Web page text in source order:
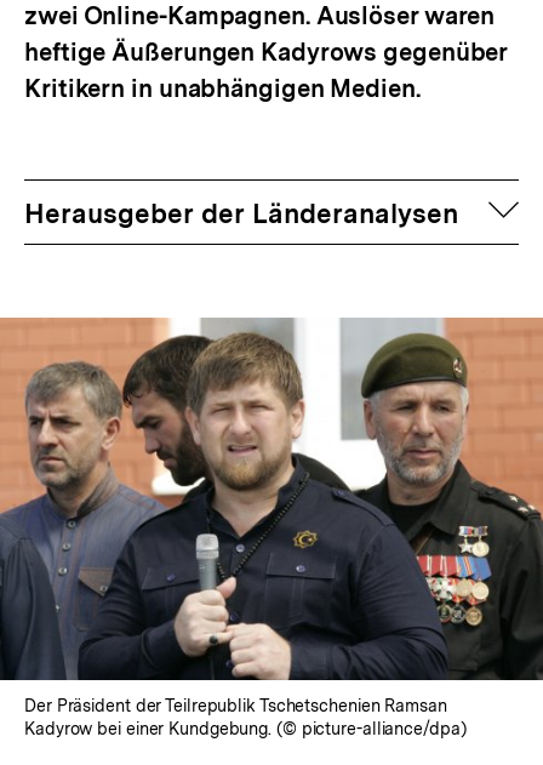
zwei Online-Kampagnen. Auslöser waren
heftige Äußerungen Kadyrows gegenüber
Kritikern in unabhängigen Medien.
Herausgeber der Länderanalysen
Der Präsident der Teilrepublik Tschetschenien Ramsan
Kadyrow bei einer Kundgebung. (© picture-alliance/dpa)